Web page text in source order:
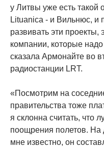
у Литвы уже есть такой
Lituanica - и Вильнюс, и
развивать эти
компании, которые
сказала Армонайте во
радиостанции LRT.
«Посмотрим на
правительства тоже
я склонна считать, что
поощрения полетов. На
мне известно, он